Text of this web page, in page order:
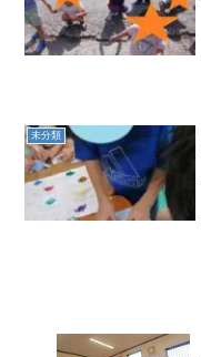
未分類